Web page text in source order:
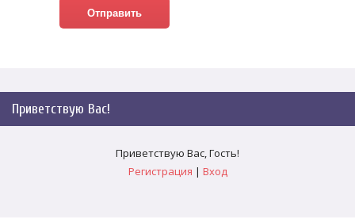
Отправить
Приветствую Вас!
Приветствую Вас,Гость!
Регистрация | Вход